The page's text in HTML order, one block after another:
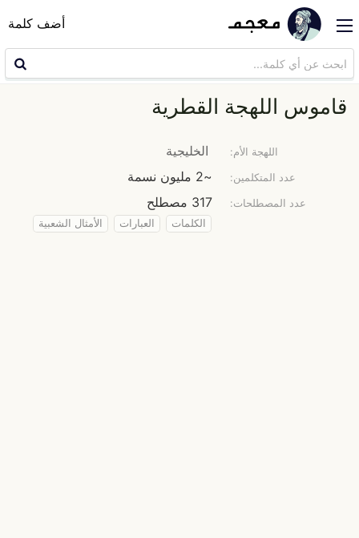
أضف كلمة
قاموس اللهجة القطرية
اللهجة الأم: الخليجية
عدد المتكلمين: ~2 مليون نسمة
عدد المصطلحات: 317 مصطلح
الكلمات العبارات الأمثال الشعبية